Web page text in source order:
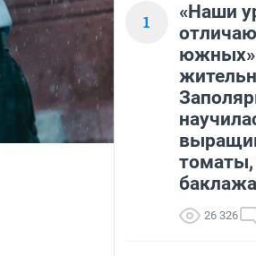
1
«Наши
26 326